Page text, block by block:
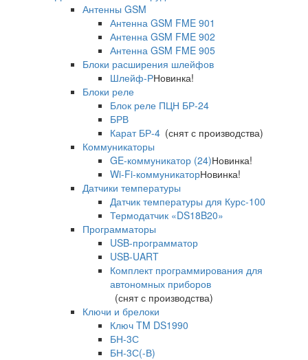
Антенны GSM
Антенна GSM FME 901
Антенна GSM FME 902
Антенна GSM FME 905
Блоки расширения шлейфов
Шлейф-РНовинка!
Блоки реле
Блок реле ПЦН БР-24
БРВ
Карат БР-4 (снят с производства)
Коммуникаторы
GE-коммуникатор (24)Новинка!
Wi-Fi-коммуникаторНовинка!
Датчики температуры
Датчик температуры для Курс-100
Термодатчик «DS18B20»
Программаторы
USB-программатор
USB-UART
Комплект программирования для
автономных приборов
(снят с производства)
Ключи и брелоки
Ключ TM DS1990
БН-3С
БН-3С(-В)